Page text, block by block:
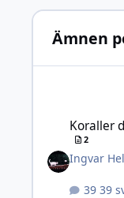
Ämnen
Koraller
2
Ingvar
39